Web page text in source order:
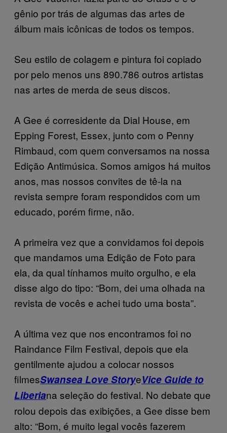
gênio por trás de algumas das artes de
álbum mais icônicas de todos os tempos.
Seu estilo de colagem e pintura foi copiado
por pelo menos uns 890.786 outros artistas
nas artes de merda de seus discos.
A Gee é corresidente da Dial House, em
Epping Forest, Essex, junto com o Penny
Rimbaud, com quem conversamos na nossa
Edição Antimúsica. Somos amigos há muitos
anos, mas nossos convites de tê-la na
revista sempre foram respondidos com um
educado, porém firme, não.
A primeira vez que a convidamos foi depois
que mandamos uma Edição de Foto para
ela, da qual tínhamos muito orgulho, e ela
disse algo do tipo: “Bom, dei uma olhada na
revista de vocês e achei tudo uma bosta”.
A última vez que nos encontramos foi no
Raindance Film Festival, depois que ela
gentilmente ajudou a colocar nossos
filmesSwansea Love StoryeVice Guide to
Liberiana seleção do festival. No debate que
rolou depois das exibições, a Gee disse bem
alto: “Bom, é muito legal vocês fazerem